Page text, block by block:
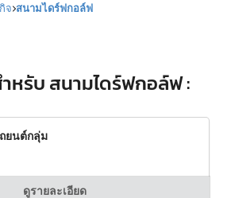
จ สนามไดร์ฟกอล์ฟ
หรับ สนามไดร์ฟกอล์ฟ :
ยนต์กลุ่ม
ดูรายละเอียด